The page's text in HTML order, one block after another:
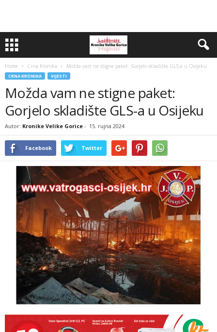
Home Crna Kronika Možda vam ne stigne paket: Gorjelo skladište GLS-a u Osijeku
CRNA KRONIKA VIJESTI
Možda vam ne stigne paket:
Gorjelo skladište GLS-a u Osijeku
Autor: Kronike Velike Gorice - 15. rujna 2024
Facebook Twitter